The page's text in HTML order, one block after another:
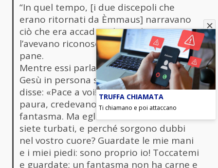
“In quel tempo, [i due discepoli che
erano ritornati da Èmmaus] narravano
ciò che era accaduto lungo la via e come
l’avevano riconosciuto nello spezzare il
pane.
Mentre essi parlavano di queste cose,
Gesù in persona stette in mezzo a loro e
disse: «Pace a voi!». Sconvolti e pieni di
paura, credevano di vedere un
fantasma. Ma egli disse loro: «Perché
siete turbati, e perché sorgono dubbi
nel vostro cuore? Guardate le mie mani
e i miei piedi: sono proprio io! Toccatemi
e guardate; un fantasma non ha carne e
TRUFFA CHIAMATA
Ti chiamano e poi attaccano